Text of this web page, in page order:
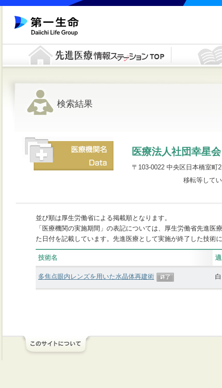
検索結果
医療法人社団幸星
〒103-0022 中央区日本橋室町
移転等して
並び順は厚生労働省による掲載順となります。
「医療機関の実施期間」の表記については、厚生労働省先進
た日付を記載しています。先進医療として実施が終了した技術
技術名
多焦点眼内レンズを用いた水晶体再建術